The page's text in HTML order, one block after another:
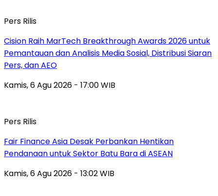
Pers Rilis
Cision Raih MarTech Breakthrough Awards 2026 untuk
Pemantauan dan Analisis Media Sosial, Distribusi Siaran
Pers, dan AEO
Kamis, 6 Agu 2026 - 17:00 WIB
Pers Rilis
Fair Finance Asia Desak Perbankan Hentikan
Pendanaan untuk Sektor Batu Bara di ASEAN
Kamis, 6 Agu 2026 - 13:02 WIB